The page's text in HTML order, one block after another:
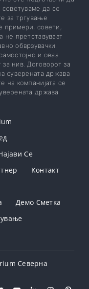
да се
за тргување
примери, совети,
не претставуваат
обврзувачки.
и оваа
нив. Договорот за
суверената држава
на компанијата се
држава
Се
Контакт
Демо Сметка
Северна